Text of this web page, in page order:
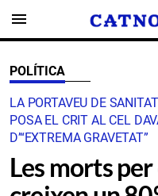
menu
POLÍTICA
LA PORTAVEU DE
POSA EL CRIT AL CEL
D’“EXTREMA GRAVETAT”
Les morts